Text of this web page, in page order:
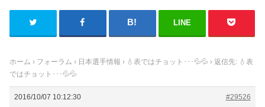
LINE
ホーム › フォーラム › 日本選手情報 › 💧表ではチョット･･･💦💦 › 返信先: 💧表
ではチョット･･･💦💦
2016/10/07 10:12:30
#29526